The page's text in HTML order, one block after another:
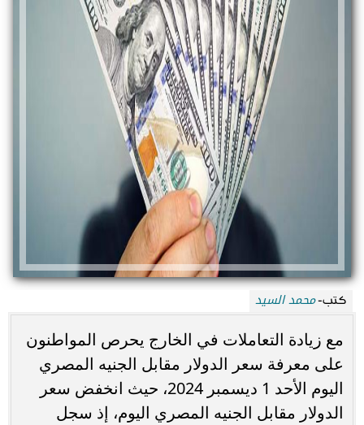
كتب-محمد السيد
مع زيادة التعاملات في الخارج يحرص المواطنون
على معرفة سعر الدولار مقابل الجنيه المصري
اليوم الأحد 1 ديسمبر 2024، حيث انخفض سعر
الدولار مقابل الجنيه المصري اليوم، إذ سجل